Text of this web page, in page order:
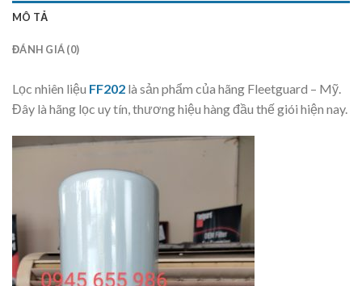
MÔ TẢ
ĐÁNH GIÁ (0)
Lọc nhiên liệu FF202 là sản phẩm của hãng Fleetguard – Mỹ.
Đây là hãng lọc uy tín, thương hiệu hàng đầu thế giói hiện nay.